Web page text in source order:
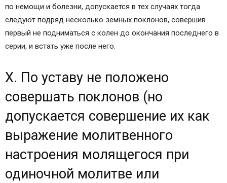
по немощи и болезни, допускается в тех случаях тогда
следуют подряд несколько земных поклонов, совершив
первый не подниматься с колен до окончания последнего в
серии, и встать уже после него.
X. По уставу не положено
совершать поклонов (но
допускается совершение их как
выражение молитвенного
настроения молящегося при
одиночной молитве или